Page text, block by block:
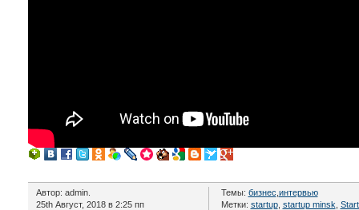
Автор: admin.
25th Август, 2018 в 2:25 пп
Темы: бизнес интервью
Метки: startup, startup minsk